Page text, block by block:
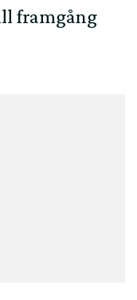
framgång